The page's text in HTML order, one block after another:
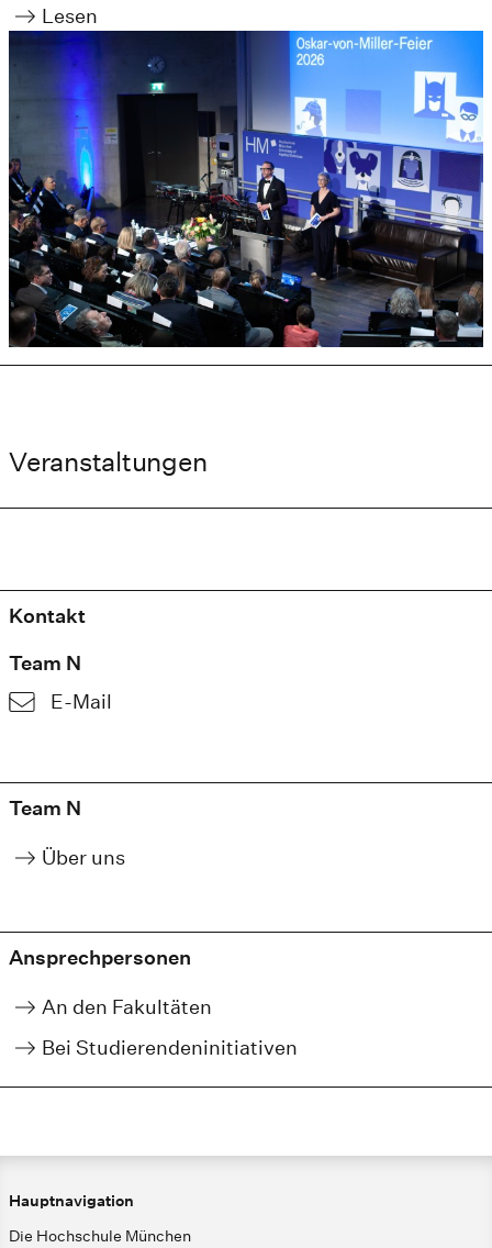
Lesen
Veranstaltungen
Kontakt
Team N
E-Mail
Team N
Über uns
Ansprechpersonen
An den Fakultäten
Bei Studierendeninitiativen
Hauptnavigation
Die Hochschule München